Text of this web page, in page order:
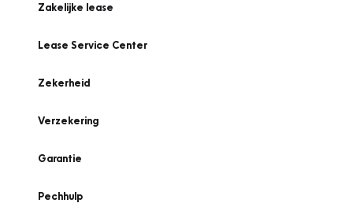
Zakelijke lease
Lease Service Center
Zekerheid
Verzekering
Garantie
Pechhulp